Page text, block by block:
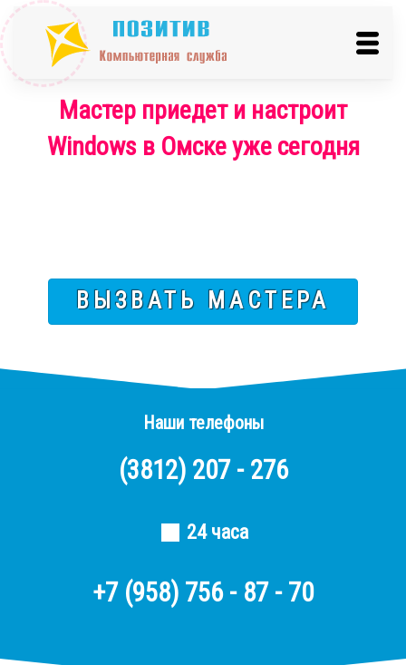
Мастер приедет и настроит
Windows в Омске уже сегодня
ВЫЗВАТЬ МАСТЕРА
Наши телефоны
(3812) 207 - 276
24 часа
+7 (958) 756 - 87 - 70